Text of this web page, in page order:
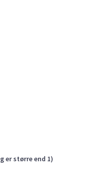
er større end 1)